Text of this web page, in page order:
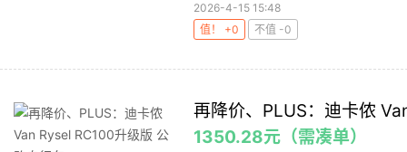
2026-4-15 15:48
值！ +0
不值 -0
再降价、PLUS：迪卡侬
1350.28元（需凑单）